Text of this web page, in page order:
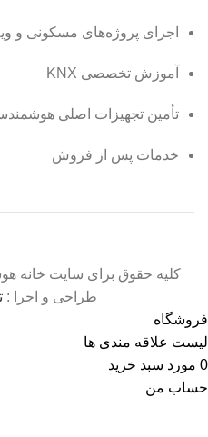
اجرای پروژه‌های مسکونی و
آموزش تخصصی KNX
تأمین تجهیزات اصلی
خدمات پس از فروش
کلیه حقوق برای سایت خانه
طراحی و اجرا :
فروشگاه
لیست علاقه مندی ها
0 مورد سبد خرید
حساب من